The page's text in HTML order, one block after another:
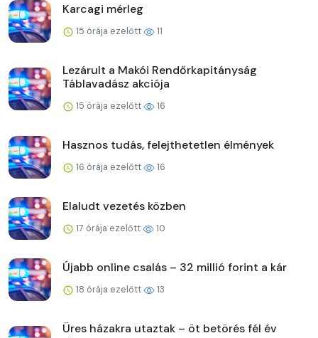
Karcagi mérleg
15 órája ezelőtt 11
Lezárult a Makói Rendőrkapitányság
Táblavadász akciója
15 órája ezelőtt 16
Hasznos tudás, felejthetetlen élmények
16 órája ezelőtt 16
Elaludt vezetés közben
17 órája ezelőtt 10
Újabb online csalás – 32 millió forint a kár
18 órája ezelőtt 13
Üres házakra utaztak – öt betörés fél év